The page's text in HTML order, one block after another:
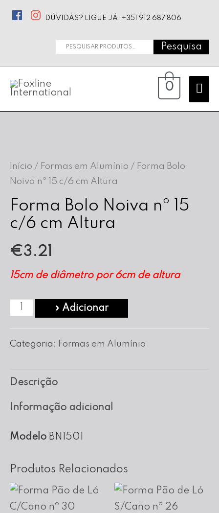
DÚVIDAS? LIGUE JÁ: +351 912 687 806
Pesquisar
Pesquisa
0
Início / Formas em Alumínio / Forma Bolo
Noiva nº 15 c/6 cm Altura
Forma Bolo Noiva nº 15
c/6 cm Altura
€3.21
15cm de diâmetro por 6cm de altura
Quantidade
Forma
nº
15
cm
» Adicionar
Categoria: Formas em Alumínio
Descrição
Informação adicional
Modelo BN1501
Produtos Relacionados